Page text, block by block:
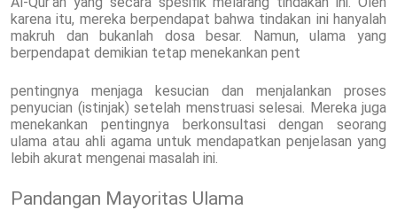
karena itu, mereka berpendapat bahwa tindakan ini hanyalah
makruh dan bukanlah dosa besar. Namun, ulama yang
berpendapat demikian tetap menekankan pent
pentingnya menjaga kesucian dan menjalankan proses
penyucian (istinjak) setelah menstruasi selesai. Mereka juga
menekankan pentingnya berkonsultasi dengan seorang
ulama atau ahli agama untuk mendapatkan penjelasan yang
lebih akurat mengenai masalah ini.
Pandangan Mayoritas Ulama